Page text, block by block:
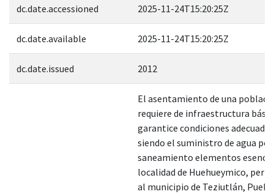
dc.date.accessioned 2025-11-24T15:20:25Z
dc.date.available 2025-11-24T15:20:25Z
dc.date.issued 2012
El asentamiento de una
requiere de infraestructura
garantice condiciones
siendo el suministro de agua
saneamiento elementos
localidad de Huehueymico,
al municipio de Teziutlán,